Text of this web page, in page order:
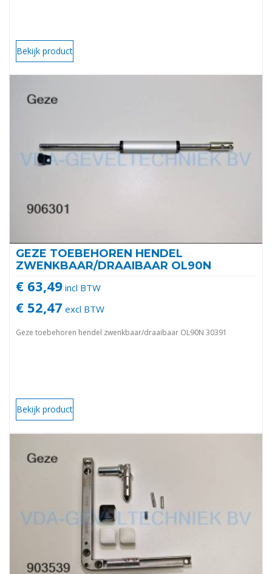
Bekijk product
GEZE TOEBEHOREN HENDEL
ZWENKBAAR/DRAAIBAAR OL90N
€ 63,49 incl BTW
€ 52,47 excl BTW
Geze toebehoren hendel zwenkbaar/draaibaar OL90N 30391
Bekijk product